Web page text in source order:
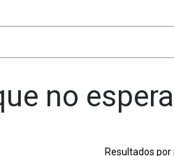
no
Resultados por